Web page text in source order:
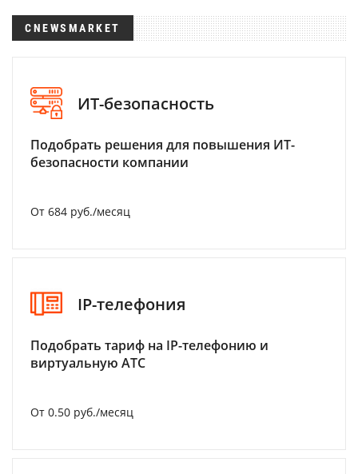
CNEWSMARKET
ИТ-безопасность
Подобрать решения для повышения ИТ-
безопасности компании
От 684 руб./месяц
IP-телефония
Подобрать тариф на IP-телефонию и
виртуальную АТС
От 0.50 руб./месяц